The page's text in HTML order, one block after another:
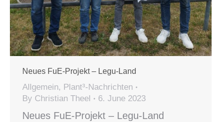
Neues FuE-Projekt – Legu-Land
Allgemein, Plant³-Nachrichten
By Christian Theel 6. June 2023
Neues FuE-Projekt – Legu-Land